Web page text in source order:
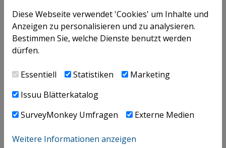
Besteuerung von Flugpersonal nach dem DBA
Malta VwGH setzt (vorläufigen) Schlusspunkt
NEWS |26.07.2026
LOHNABGABEN | Sachbezugsbesteuerung für
E-Autos ab 1.1.2027!
Seminare
Diese Webseite verwendet 'Cookies' um Inhalte und
Anzeigen zu personalisieren und zu analysieren.
Bestimmen Sie, welche Dienste benutzt werden
dürfen.
Essentiell Statistiken
Marketing
Issuu Blätterkatalog
SurveyMonkey Umfragen
Externe Medien
Weitere Informationen anzeigen